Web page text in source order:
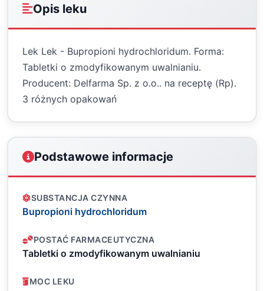
Opis leku
Lek Lek - Bupropioni hydrochloridum. Forma:
Tabletki o zmodyfikowanym uwalnianiu.
Producent: Delfarma Sp. z o.o.. na receptę (Rp).
3 różnych opakowań
Podstawowe informacje
SUBSTANCJA CZYNNA
Bupropioni hydrochloridum
POSTAĆ FARMACEUTYCZNA
Tabletki o zmodyfikowanym uwalnianiu
MOC LEKU